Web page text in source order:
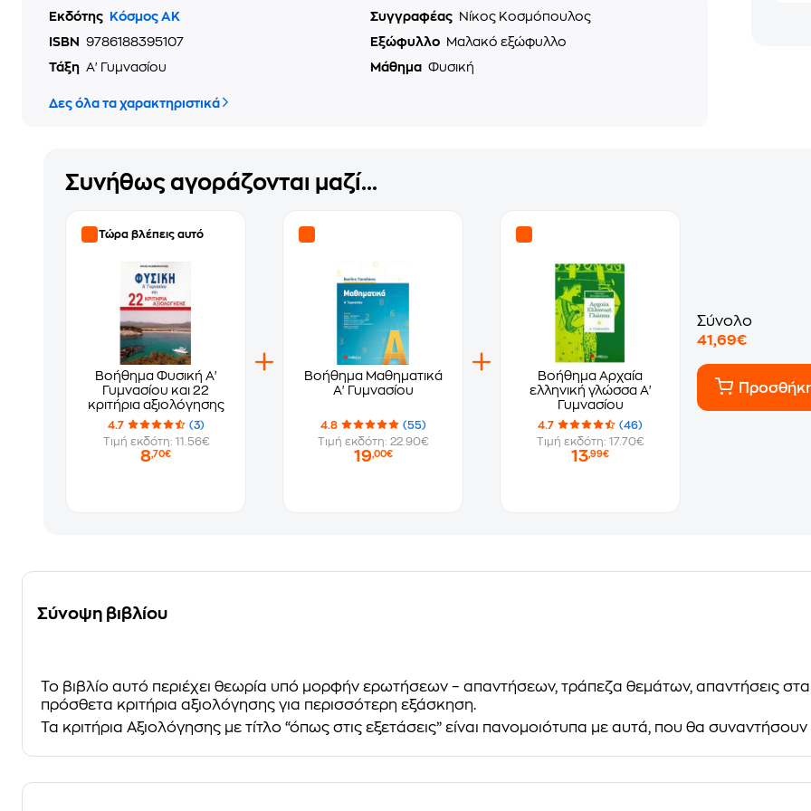
Εκδότης Κόσμος ΑΚ Συγγραφέας
Νίκος Κοσμόπουλος
ISBN
9786188395107 Εξώφυλλο
Μαλακό εξώφυλλο
Τάξη Α' Γυμνασίου Μάθημα Φυσική
Δες όλα τα χαρακτηριστικά
Συνήθως αγοράζονται μαζί...
Τώρα βλέπεις αυτό
Βοήθημα Φυσική Α'
Γυμνασίου και 22
κριτήρια αξιολόγησης
4.7
(3)
Τιμή εκδότη: 11.56€
8,70€
Βοήθημα Μαθηματικά
Α' Γυμνασίου
4.8
(55)
Τιμή εκδότη: 22.90€
19,00€
Βοήθημα Αρχαία
ελληνική γλώσσα Α'
Γυμνασίου
4.7
(46)
Τιμή εκδότη: 17.70€
13,99€
Σύνολο
41,69€
Σύνοψη βιβλίου
Το βιβλίο αυτό περιέχει θεωρία υπό μορφήν ερωτήσεων – απαντήσεων, τράπεζα θεμάτων, απαντήσεις στα
πρόσθετα κριτήρια αξιολόγησης για περισσότερη εξάσκηση.
Τα κριτήρια Αξιολόγησης με τίτλο “όπως στις εξετάσεις” είναι πανομοιότυπα με αυτά, που θα